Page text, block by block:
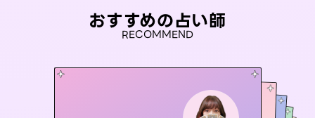
おすすめの占い師
RECOMMEND